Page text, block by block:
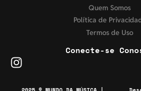
Quem Somos
Política de
Termos de Uso
Conecte-se